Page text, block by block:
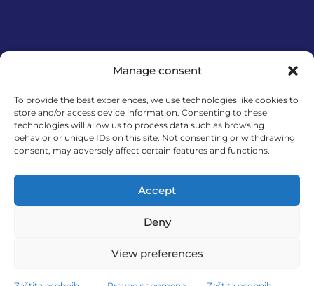
Manage consent
To provide the best experiences, we use technologies like cookies to
store and/or access device information. Consenting to these
technologies will allow us to process data such as browsing
behavior or unique IDs on this site. Not consenting or withdrawing
consent, may adversely affect certain features and functions.
Accept
Deny
View preferences
Financira Europska unija – NextGenerationEU. Izneseni
stavovi i mišljenja samo su autorova i ne odražavaju
mogu se smatrati odgovornima za njih.